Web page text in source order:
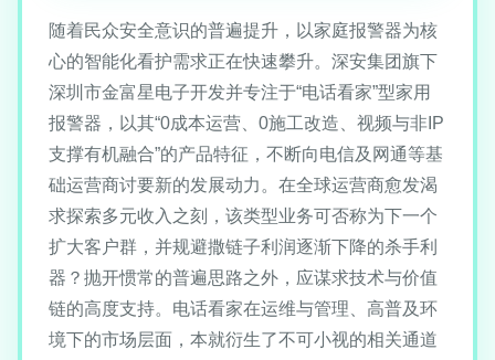
随着民众安全意识的普遍提升，以家庭报警器为核
心的智能化看护需求正在快速攀升。深安集团旗下
深圳市金富星电子开发并专注于“电话看家”型家用
报警器，以其“0成本运营、0施工改造、视频与非IP
支撑有机融合”的产品特征，不断向电信及网通等基
础运营商讨要新的发展动力。在全球运营商愈发渴
求探索多元收入之刻，该类型业务可否称为下一个
扩大客户群，并规避撒链子利润逐渐下降的杀手利
器？抛开惯常的普遍思路之外，应谋求技术与价值
链的高度支持。电话看家在运维与管理、高普及环
境下的市场层面，本就衍生了不可小视的相关通道